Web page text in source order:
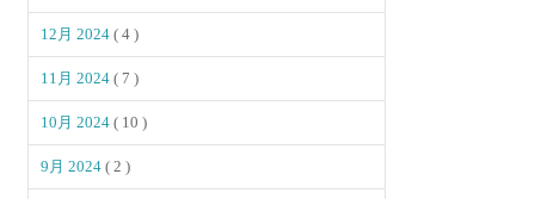
12月 2024( 4 )
11月 2024( 7 )
10月 2024( 10 )
9月 2024( 2 )